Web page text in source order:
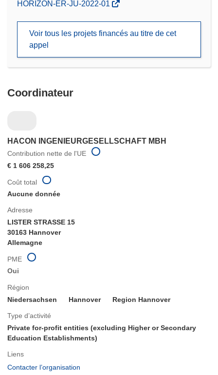
(s’ouvre
nouvelle
fenêtre)
HORIZON-ER-JU-2022-01
Voir tous les projets financés au titre de cet
appel
Coordinateur
HACON INGENIEURGESELLSCHAFT MBH
Contribution nette de l'UE
€ 1 606 258,25
Adresse
LISTER STRASSE 15
30163 Hannover
Allemagne
PME
Oui
Région
Niedersachsen
Hannover Region Hannover
Type d’activité
Private for-profit entities (excluding Higher or Secondary
Education Establishments)
Liens
Contacter l’organisation
Coût total
Aucune donnée